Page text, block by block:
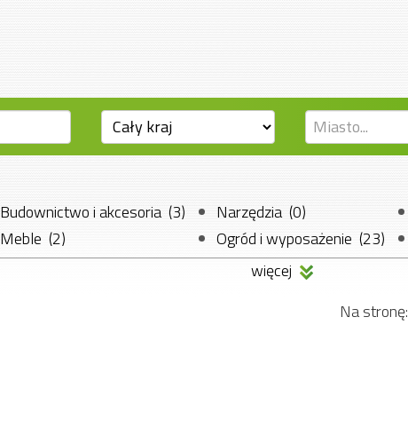
Budownictwo i akcesoria (3)
Meble (2)
Narzędzia (0)
Ogród i wyposażenie (23)
więcej
Na stronę: